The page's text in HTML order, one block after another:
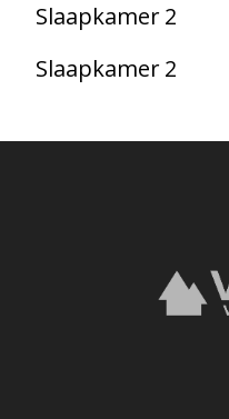
Slaapkamer 2
Slaapkamer 2